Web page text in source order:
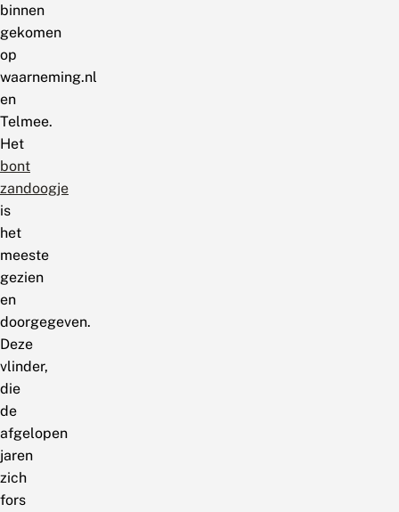
binnen
gekomen
op
waarneming.nl
en
Telmee.
Het
bont
zandoogje
is
het
meeste
gezien
en
doorgegeven.
Deze
vlinder,
die
de
afgelopen
jaren
zich
fors